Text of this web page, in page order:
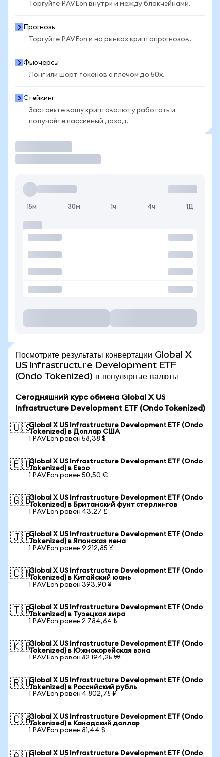
Торгуйте PAVEon внутри и между блокчейнами.
Прогнозы
Торгуйте PAVEon и на рынках криптопрогнозов.
Фьючерсы
Лонг или шорт токенов с плечом до 50x.
Стейкинг
Заставьте вашу криптовалюту работать и
получайте пассивный доход.
15м 30м 1ч 4ч 1Д
Посмотрите результаты конвертации Global X
US Infrastructure Development ETF
(Ondo Tokenized) в популярные валюты
Сегодняшний курс обмена Global X US
Infrastructure Development ETF (Ondo Tokenized)
🇺🇸Global X US Infrastructure Development ETF (Ondo
Tokenized) в Доллар США
1 PAVEon равен 58,38 $
🇪🇺Global X US Infrastructure Development ETF (Ondo
Tokenized) в Евро
1 PAVEon равен 50,50 €
🇬🇧Global X US Infrastructure Development ETF (Ondo
Tokenized) в Британский фунт стерлингов
1 PAVEon равен 43,27 £
🇯🇵Global X US Infrastructure Development ETF (Ondo
Tokenized) в Японская иена
1 PAVEon равен 9 212,85 ¥
🇨🇳Global X US Infrastructure Development ETF (Ondo
Tokenized) в Китайский юань
1 PAVEon равен 393,90 ¥
🇹🇷Global X US Infrastructure Development ETF (Ondo
Tokenized) в Турецкая лира
1 PAVEon равен 2 784,64 ₺
🇰🇷Global X US Infrastructure Development ETF (Ondo
Tokenized) в Южнокорейская вона
1 PAVEon равен 82 194,25 ₩
🇷🇺Global X US Infrastructure Development ETF (Ondo
Tokenized) в Российский рубль
1 PAVEon равен 4 802,78 ₽
🇨🇦Global X US Infrastructure Development ETF (Ondo
Tokenized) в Канадский доллар
1 PAVEon равен 81,44 $
Global X US Infrastructure Development ETF (Ondo